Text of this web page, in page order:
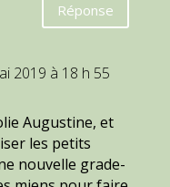
Réponse
2019 à 18 h 55
Augustine, et
les petits
nouvelle grade-